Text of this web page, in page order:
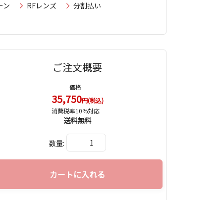
ン RFレンズ 分割払い
ご注文概要
価格
35,750円(税込)
消費税率10%対応
送料無料
数量:
カートに入れる